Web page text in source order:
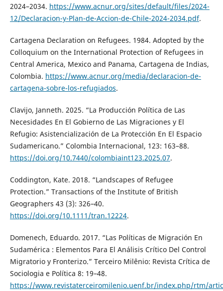
2024–2034. https://www.acnur.org/sites/default/files/2024-
12/Declaracion-y-Plan-de-Accion-de-Chile-2024-2034.pdf.
Cartagena Declaration on Refugees. 1984. Adopted by the
Colloquium on the International Protection of Refugees in
Central America, Mexico and Panama, Cartagena de Indias,
Colombia. https://www.acnur.org/media/declaracion-de-
cartagena-sobre-los-refugiados.
Clavijo, Janneth. 2025. “La Producción Política de Las
Necesidades En El Gobierno de Las Migraciones y El
Refugio: Asistencialización de La Protección En El Espacio
Sudamericano.” Colombia Internacional, 123: 163–88.
https://doi.org/10.7440/colombiaint123.2025.07.
Coddington, Kate. 2018. “Landscapes of Refugee
Protection.” Transactions of the Institute of British
Geographers 43 (3): 326–40.
https://doi.org/10.1111/tran.12224.
Domenech, Eduardo. 2017. “Las Políticas de Migración En
Sudamérica : Elementos Para El Análisis Crítico Del Control
Migratorio y Fronterizo.” Terceiro Milênio: Revista Crítica de
Sociologia e Política 8: 19–48.
https://www.revistaterceiromilenio.uenf.br/index.php/rtm/